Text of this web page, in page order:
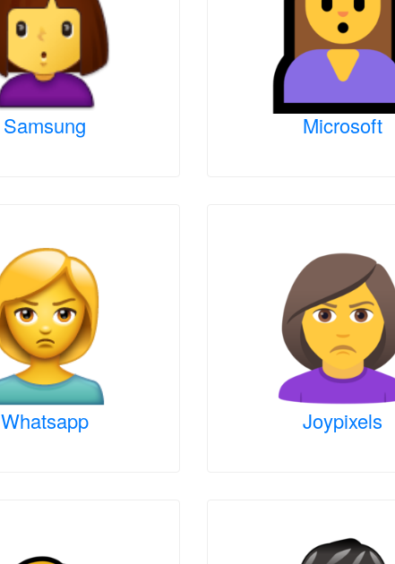
Samsung Microsoft
Whatsapp Joypixels